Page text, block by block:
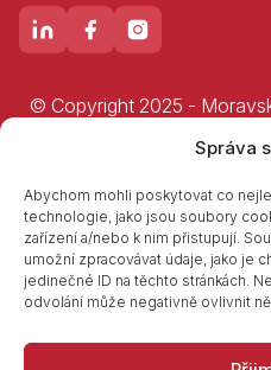
Správa
Abychom mohli poskytovat co
technologie, jako jsou soubory
zařízení a/nebo k nim přistupují.
umožní zpracovávat údaje, jako je
jedinečné ID na těchto stránkách.
odvolání může negativně ovlivnit
© Copyright 2025 -
Prohlášení o